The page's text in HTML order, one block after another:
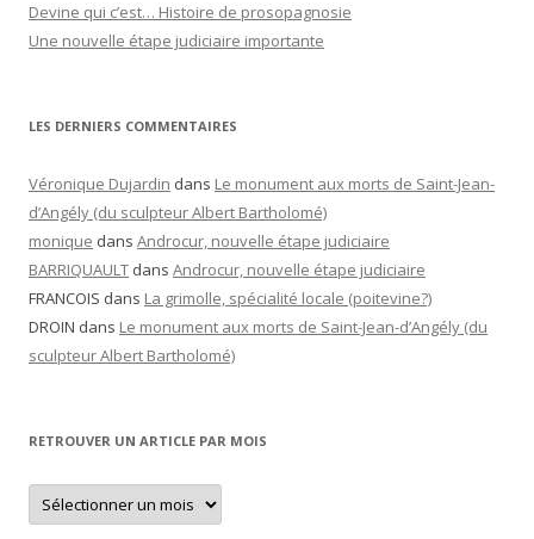
Devine qui c’est… Histoire de prosopagnosie
Une nouvelle étape judiciaire importante
LES DERNIERS COMMENTAIRES
Véronique Dujardin dans Le monument aux morts de Saint-Jean-
d’Angély (du sculpteur Albert Bartholomé)
monique dans Androcur, nouvelle étape judiciaire
BARRIQUAULT dans Androcur, nouvelle étape judiciaire
FRANCOIS dans La grimolle, spécialité locale (poitevine?)
DROIN dans Le monument aux morts de Saint-Jean-d’Angély (du
sculpteur Albert Bartholomé)
RETROUVER UN ARTICLE PAR MOIS
Retrouver
un
article